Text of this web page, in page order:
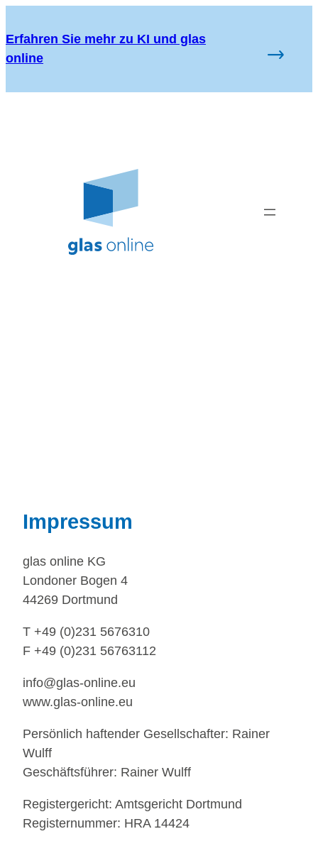
Inhalt
springen
Erfahren Sie mehr zu KI und glas
online
Impressum
glas online KG
Londoner Bogen 4
44269 Dortmund
T +49 (0)231 5676310
F +49 (0)231 56763112
info@glas-online.eu
www.glas-online.eu
Persönlich haftender Gesellschafter: Rainer
Wulff
Geschäftsführer: Rainer Wulff
Registergericht: Amtsgericht Dortmund
Registernummer: HRA 14424